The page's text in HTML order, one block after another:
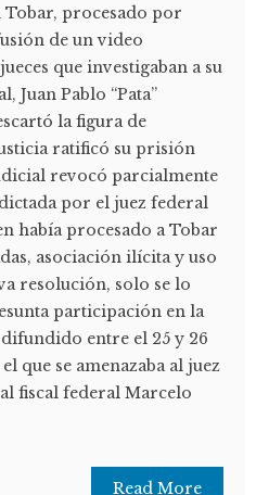
Tobar, procesado por
de un video
que investigaban a su
Pablo “Pata”
la figura de
ratificó su prisión
revocó parcialmente
por el juez federal
había procesado a Tobar
asociación ilícita y uso
resolución, solo se lo
participación en la
entre el 25 y 26
que se amenazaba al juez
fiscal federal Marcelo
Read More